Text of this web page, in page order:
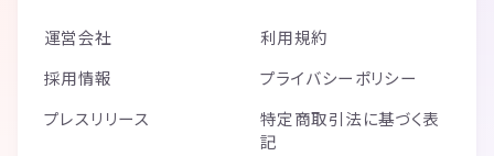
運営会社
採用情報
プレスリリース
利用規約
プライバシーポリシー
特定商取引法に基づく表
記